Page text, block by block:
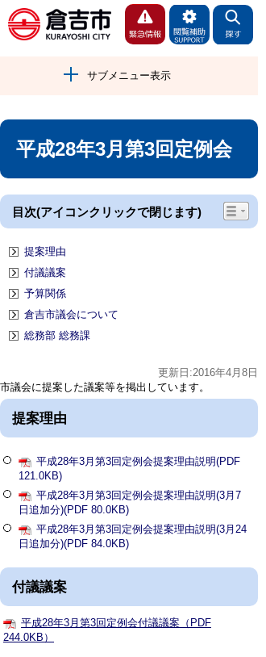
サブメニュー表示
平成28年3月第3回定例会
目次(アイコンクリックで閉じます)
提案理由
付議議案
予算関係
倉吉市議会について
総務部 総務課
更新日:2016年4月8日
市議会に提案した議案等を掲出しています。
提案理由
平成28年3月第3回定例会提案理由説明(PDF
121.0KB)
平成28年3月第3回定例会提案理由説明(3月7
日追加分)(PDF 80.0KB)
平成28年3月第3回定例会提案理由説明(3月24
日追加分)(PDF 84.0KB)
付議議案
平成28年3月第3回定例会付議議案（PDF
244.0KB）